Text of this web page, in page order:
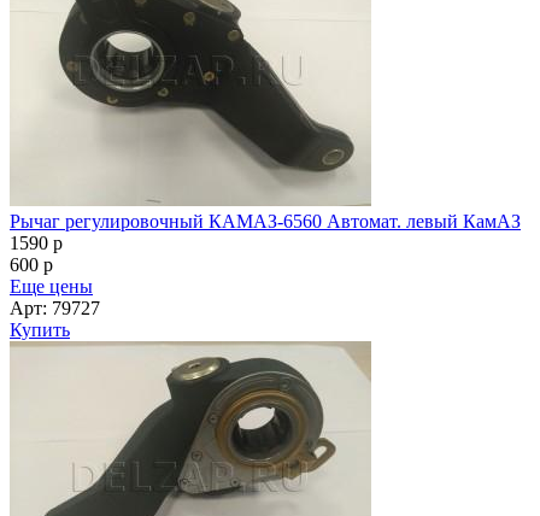
Рычаг регулировочный КАМАЗ-6560 Автомат. левый КамАЗ
1590 p
600 p
Еще цены
Арт: 79727
Купить